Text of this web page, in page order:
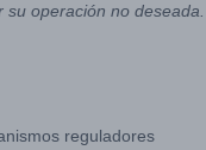
operación no deseada.
reguladores